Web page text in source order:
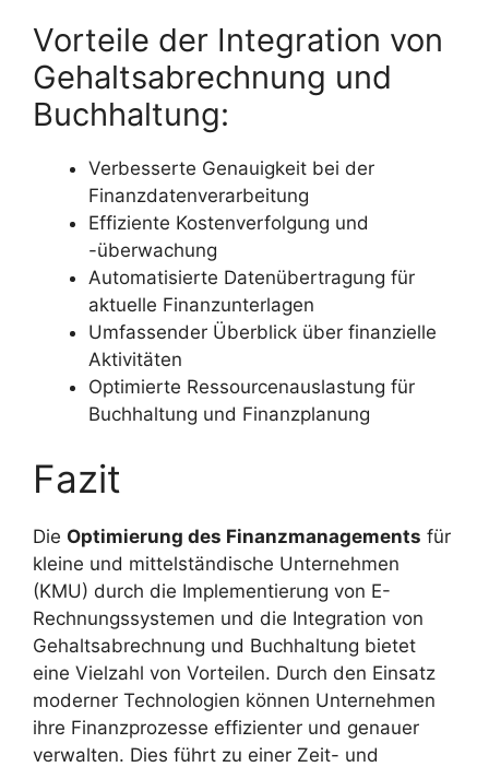
Vorteile der Integration von
Gehaltsabrechnung und
Buchhaltung:
Verbesserte Genauigkeit bei der
Finanzdatenverarbeitung
Effiziente Kostenverfolgung und
-überwachung
Automatisierte Datenübertragung für
aktuelle Finanzunterlagen
Umfassender Überblick über finanzielle
Aktivitäten
Optimierte Ressourcenauslastung für
Buchhaltung und Finanzplanung
Fazit
Die Optimierung des Finanzmanagements für
kleine und mittelständische Unternehmen
(KMU) durch die Implementierung von E-
Rechnungssystemen und die Integration von
Gehaltsabrechnung und Buchhaltung bietet
eine Vielzahl von Vorteilen. Durch den Einsatz
moderner Technologien können Unternehmen
ihre Finanzprozesse effizienter und genauer
verwalten. Dies führt zu einer Zeit- und